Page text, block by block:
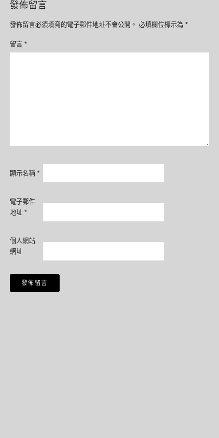
發佈留言
發佈留言必須填寫的電子郵件地址不會公開。 必填欄位標示為 *
留言 *
顯示名稱 *
電子郵件
地址 *
個人網站
網址